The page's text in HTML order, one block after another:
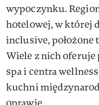
wypoczynku.
hotelowej, w której
inclusive, położone
Wiele z nich
spa i centra
kuchni